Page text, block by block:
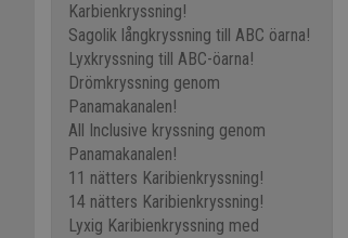
Karbienkryssning!
Sagolik långkryssning till ABC öarna!
Lyxkryssning till ABC-öarna!
Drömkryssning genom
Panamakanalen!
All Inclusive kryssning genom
Panamakanalen!
11 nätters Karibienkryssning!
14 nätters Karibienkryssning!
Lyxig Karibienkryssning med